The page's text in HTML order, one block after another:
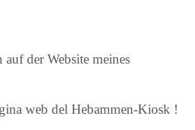
der Website meines
web del Hebammen-Kiosk !